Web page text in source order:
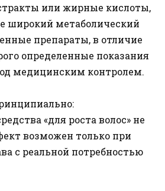
или жирные кислоты,
широкий метаболический
препараты, в отличие
определенные показания
медицинским контролем.
«для роста волос» не
возможен только при
с реальной потребностью